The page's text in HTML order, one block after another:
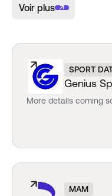
Voir plus
SPORT
Genius
More details coming
MAM